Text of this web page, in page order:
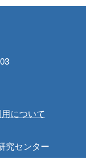
について
究センター